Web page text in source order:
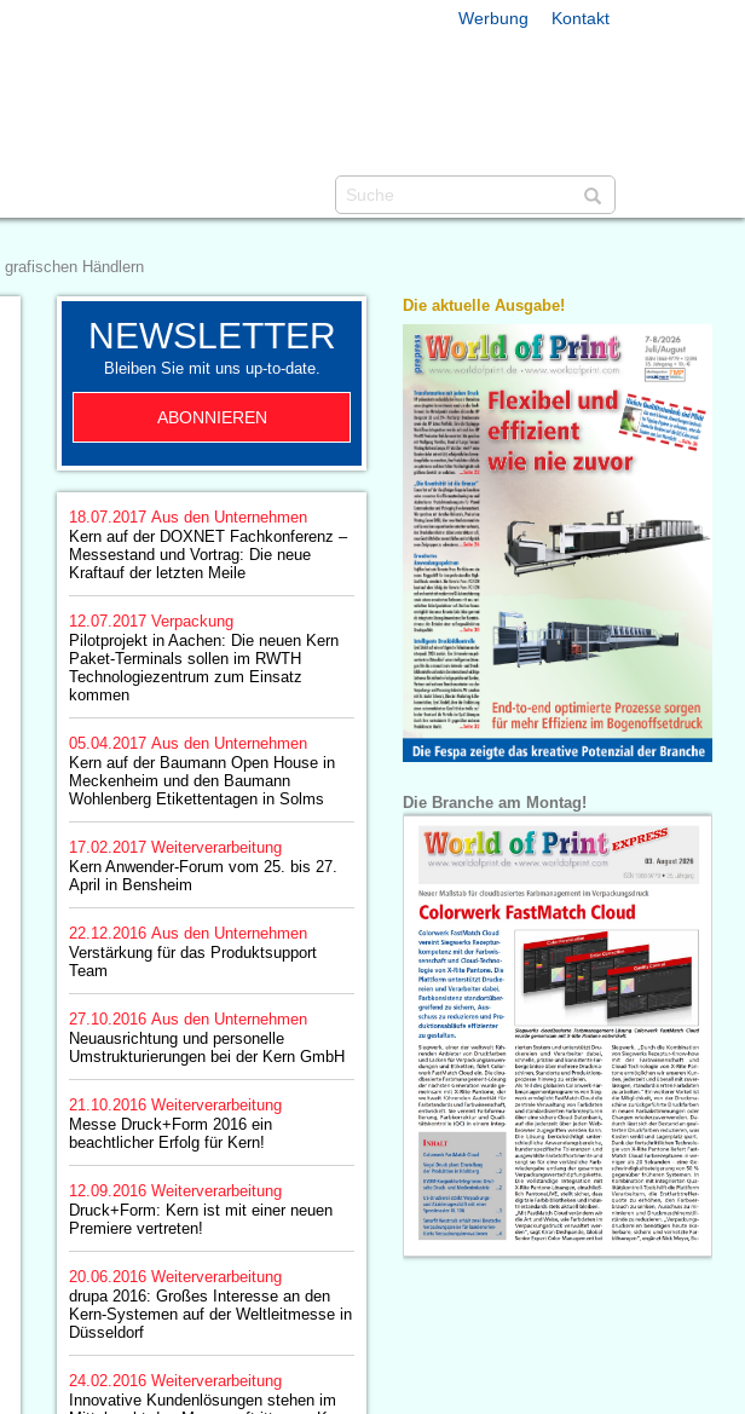
Werbung Kontakt
Händlern
NEWSLETTER
Bleiben Sie mit uns up-to-date.
ABONNIEREN
18.07.2017 Aus den Unternehmen
Kern auf der DOXNET Fachkonferenz –
Messestand und Vortrag: Die neue
Kraftauf der letzten Meile
12.07.2017 Verpackung
Pilotprojekt in Aachen: Die neuen Kern
Paket-Terminals sollen im RWTH
Technologiezentrum zum Einsatz
kommen
05.04.2017 Aus den Unternehmen
Kern auf der Baumann Open House in
Meckenheim und den Baumann
Wohlenberg Etikettentagen in Solms
17.02.2017 Weiterverarbeitung
Kern Anwender-Forum vom 25. bis 27.
April in Bensheim
22.12.2016 Aus den Unternehmen
Verstärkung für das Produktsupport
Team
27.10.2016 Aus den Unternehmen
Neuausrichtung und personelle
Umstrukturierungen bei der Kern GmbH
21.10.2016 Weiterverarbeitung
Messe Druck+Form 2016 ein
beachtlicher Erfolg für Kern!
12.09.2016 Weiterverarbeitung
Druck+Form: Kern ist mit einer neuen
Premiere vertreten!
20.06.2016 Weiterverarbeitung
drupa 2016: Großes Interesse an den
Kern-Systemen auf der Weltleitmesse in
Düsseldorf
24.02.2016 Weiterverarbeitung
Innovative Kundenlösungen stehen im
Die aktuelle Ausgabe!
Die Branche am Montag!